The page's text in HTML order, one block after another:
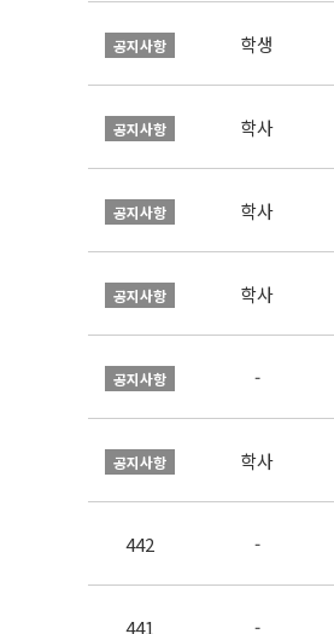
공지사항 학생
공지사항 학사
공지사항 학사
공지사항 학사
공지사항 -
공지사항 학사
442 -
441 -